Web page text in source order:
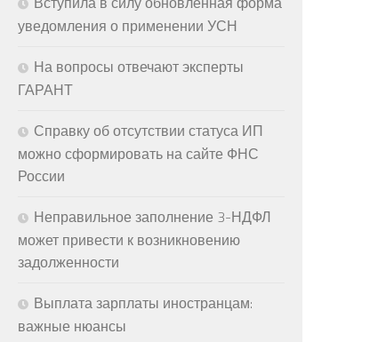
уведомления о применении УСН
На вопросы отвечают эксперты
ГАРАНТ
Справку об отсутствии статуса ИП
можно сформировать на сайте ФНС
России
Неправильное заполнение 3-НДФЛ
может привести к возникновению
задолженности
Выплата зарплаты иностранцам:
важные нюансы